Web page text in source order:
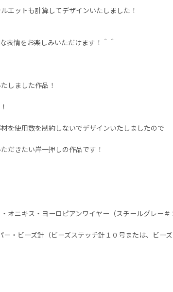
エットも計算してデザインいたしました！
表情をお楽しみいただけます！＾＾
しました作品！
を使用数を制約しないでデザインいたしましたので
だきたい岸一押しの作品です！
オニキス・ヨーロピアンワイヤー（スチールグレー
・ビーズ針（ビーズステッチ針１０号または、ビーズ